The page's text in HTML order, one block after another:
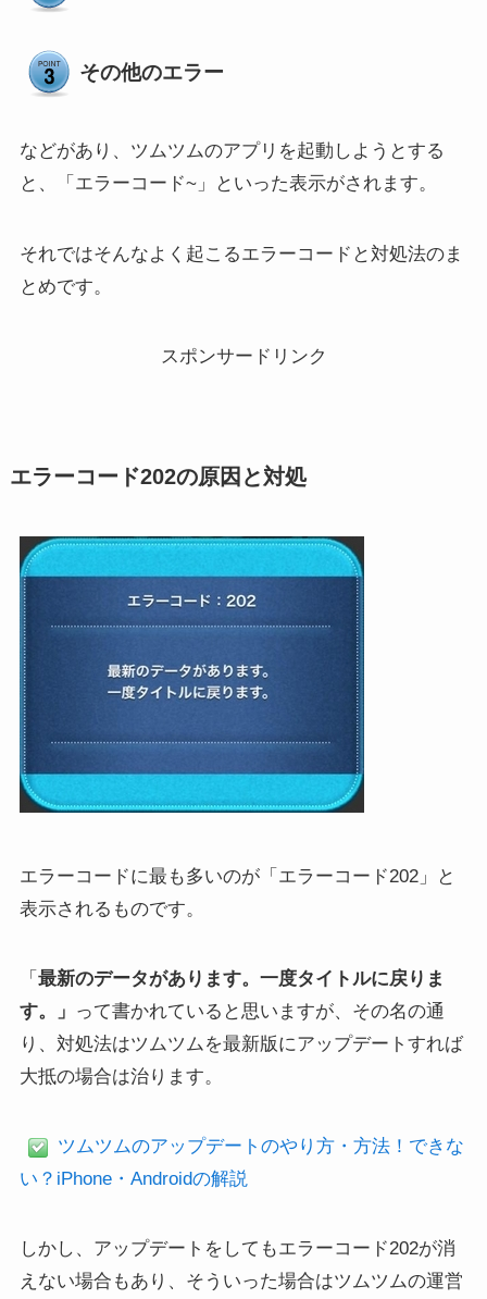
その他のエラー
などがあり、ツムツムのアプリを起動しようとする
と、「エラーコード~」といった表示がされます。
それではそんなよく起こるエラーコードと対処法のま
とめです。
スポンサードリンク
エラーコード202の原因と対処
エラーコードに最も多いのが「エラーコード202」と
表示されるものです。
「 最新のデータがあります。一度タイトルに戻りま
す。」 って書かれていると思いますが、その名の通
り、対処法はツムツムを最新版にアップデートすれば
大抵の場合は治ります。
ツムツムのアップデートのやり方・方法！できな
い？iPhone・Androidの解説
しかし、アップデートをしてもエラーコード202が消
えない場合もあり、そういった場合はツムツムの運営